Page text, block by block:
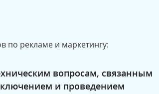
по рекламе и маркетингу:
вопросам, связанным
и проведением